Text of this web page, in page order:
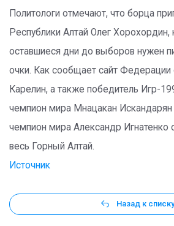
Политологи отмечают, что борца
Республики Алтай Олег Хорохордин,
оставшиеся дни до выборов нужен
очки. Как сообщает сайт Федерации
Карелин, а также победитель Игр-
чемпион мира Мнацакан Искандарян
чемпион мира Александр Игнатенко
весь Горный Алтай.
Источник
Назад к списку